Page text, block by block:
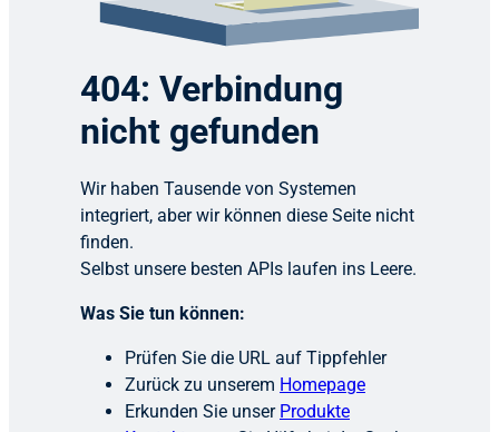
404: Verbindung
nicht gefunden
Wir haben Tausende von Systemen
integriert, aber wir können diese Seite nicht
finden.
Selbst unsere besten APIs laufen ins Leere.
Was Sie tun können:
Prüfen Sie die URL auf Tippfehler
Zurück zu unserem Homepage
Erkunden Sie unser Produkte